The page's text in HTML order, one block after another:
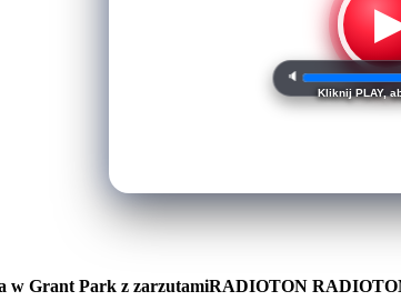
🔈
Kliknij PLAY,
w Grant Park z zarzutamiRADIOTON